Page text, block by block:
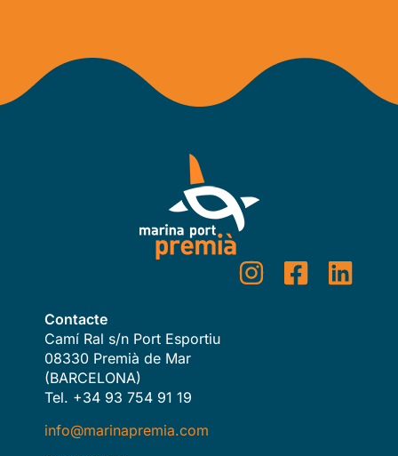
Contacte
Camí Ral s/n Port Esportiu
08330 Premià de Mar
(BARCELONA)
Tel. +34 93 754 91 19
info@marinapremia.com